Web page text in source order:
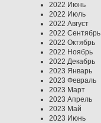
2022 Июнь
2022 Июль
2022 Август
2022 Сентябрь
2022 Октябрь
2022 Ноябрь
2022 Декабрь
2023 Январь
2023 Февраль
2023 Март
2023 Апрель
2023 Май
2023 Июнь